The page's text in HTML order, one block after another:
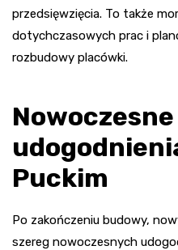
przedsięwzięcia. To także
dotychczasowych prac i
rozbudowy placówki.
Nowoczesne
Puckim
Po zakończeniu budowy,
szereg nowoczesnych